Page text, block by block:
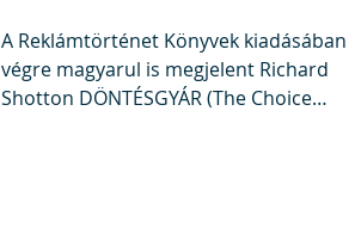
A Reklámtörténet Könyvek kiadásában
végre magyarul is megjelent Richard
Shotton DÖNTÉSGYÁR (The Choice